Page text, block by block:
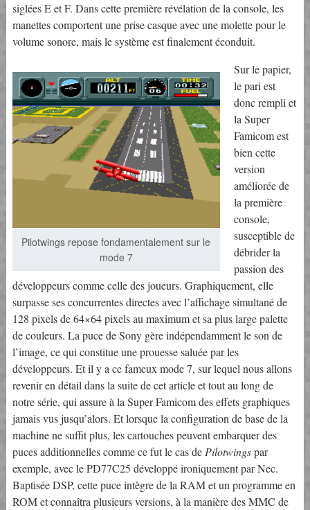
siglées E et F. Dans cette première révélation de la console, les
manettes comportent une prise casque avec une molette pour le
volume sonore, mais le système est finalement éconduit.
Pilotwings repose fondamentalement sur le
mode 7
Sur le papier,
le pari est
donc rempli et
la Super
Famicom est
bien cette
version
améliorée de
la première
console,
susceptible de
débrider la
passion des
développeurs comme celle des joueurs. Graphiquement, elle
surpasse ses concurrentes directes avec l’affichage simultané de
128 pixels de 64×64 pixels au maximum et sa plus large palette
de couleurs. La puce de Sony gère indépendamment le son de
l’image, ce qui constitue une prouesse saluée par les
développeurs. Et il y a ce fameux mode 7, sur lequel nous allons
revenir en détail dans la suite de cet article et tout au long de
notre série, qui assure à la Super Famicom des effets graphiques
jamais vus jusqu’alors. Et lorsque la configuration de base de la
machine ne suffit plus, les cartouches peuvent embarquer des
puces additionnelles comme ce fut le cas de Pilotwingspar
exemple, avec le PD77C25 développé ironiquement par Nec.
Baptisée DSP, cette puce intègre de la RAM et un programme en
ROM et connaîtra plusieurs versions, à la manière des MMC de